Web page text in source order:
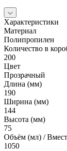
Характеристики
Материал
Полипропилен
Количество в
200
Цвет
Прозрачный
Длина (мм)
190
Ширина (мм)
144
Высота (мм)
75
Объём (мл) /
1050